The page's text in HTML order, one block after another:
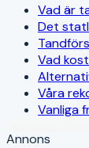
Vad är
Det
Vad
Våra
Vanliga
Annons